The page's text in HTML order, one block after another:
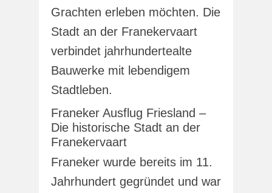
Grachten erleben möchten. Die
Stadt an der Franekervaart
verbindet jahrhundertealte
Bauwerke mit lebendigem
Stadtleben.
Franeker Ausflug Friesland –
Die historische Stadt an der
Franekervaart
Franeker wurde bereits im 11.
Jahrhundert gegründet und war